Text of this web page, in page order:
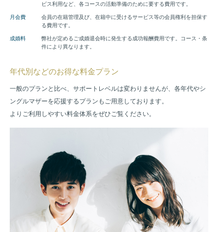
他の結婚相談所から
パートナーエージェントへ
Hさん 37歳
東京23区内在住
趣味
温泉地めぐり、マラソン
入会のきっかけ
他の結婚相談所で1年ほど活動するも、出会いとサポートの少な
低価格に魅力を感じて入会した他の結婚相談所を活用。1年経っ
ても成果につながらなかった。
お相手の希望条件
29～35歳、大卒以上の方、初婚の方
お互いの価値観を大切にし、尊敬しあえる方
紹介数
36 名
成婚までの期間
5ヵ月
ビス利用など、各コースの活動準備のために要する費用です。
月会費
会員の在籍管理及び、在籍中に受けるサービス等の会員権利を担保す
る費用です。
成婚料
弊社が定めるご成婚退会時に発生する成功報酬費用です。コース・条
件により異なります。
年代別などのお得な料金プラン
一般のプランと比べ、サポートレベルは変わりませんが、各年代やシ
ングルマザーを応援するプランもご用意しております。
よりご利用しやすい料金体系をぜひご覧ください。